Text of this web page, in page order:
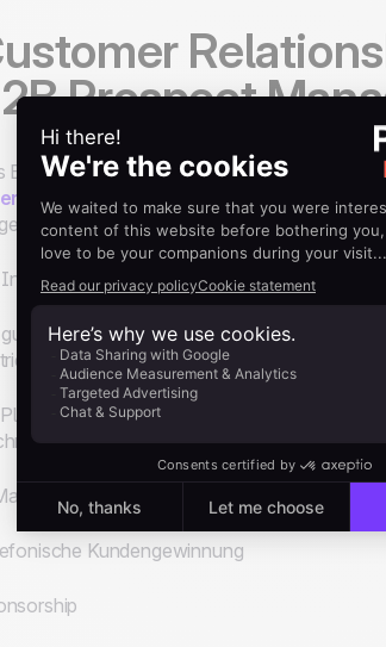
Prospect
B2BCustomer Relationship
deren Verwaltung und die
wenn:
erfasst wird und einem
durchdachter Plan für das
zu erreichen, die Sie festgelegt
solltekonkrete Vertriebsmaßnahmen
für Ihr Unternehmen identifiziert, wie
Marketing-Kampagnen
Kundengewinnung